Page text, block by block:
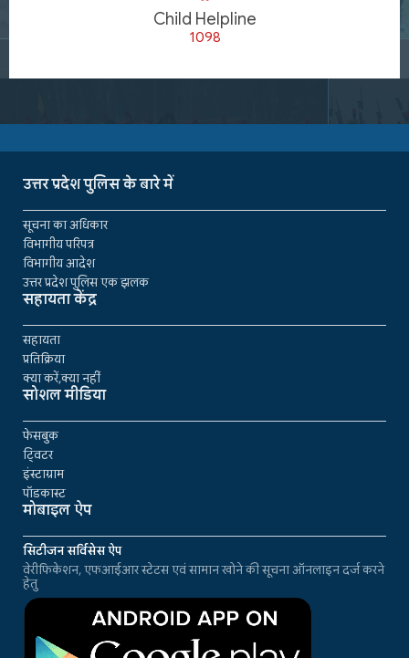
Child Helpline
1098
उत्तर प्रदेश पुलिस के बारे में
सूचना का अधिकार
विभागीय परिपत्र
विभागीय आदेश
उत्तर प्रदेश पुलिस एक झलक
सहायता केंद्र
सहायता
प्रतिक्रिया
क्या करें,क्या नहीं
सोशल मीडिया
फेसबुक
ट्विटर
इंस्टाग्राम
पॉडकास्ट
मोबाइल ऐप
सिटीजन सर्विसेस ऐप
वेरीफिकेशन, एफआईआर स्टेटस एवं सामान खोने की सूचना ऑनलाइन दर्ज करने
हेतु